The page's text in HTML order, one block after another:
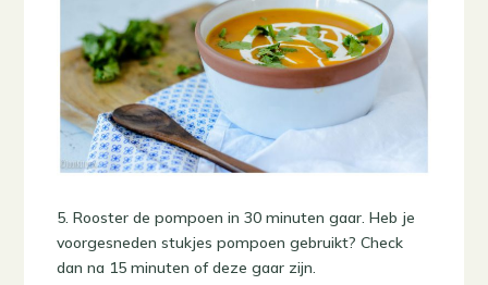
5. Rooster de pompoen in 30 minuten gaar. Heb je
voorgesneden stukjes pompoen gebruikt? Check
dan na 15 minuten of deze gaar zijn.